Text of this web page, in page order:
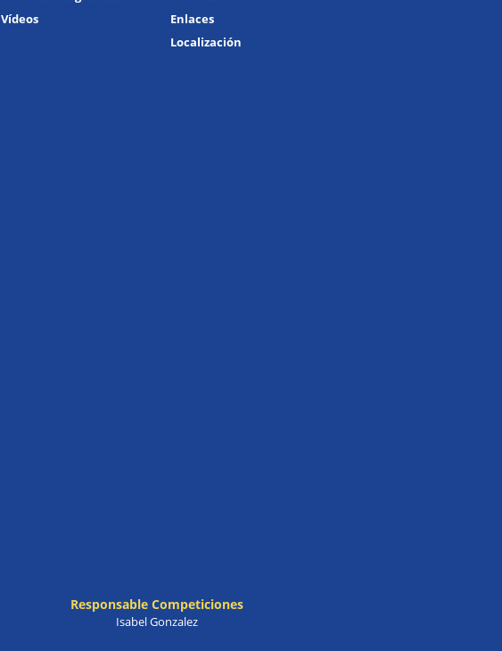
Vídeos
Enlaces
Localización
Responsable Competiciones
Isabel Gonzalez